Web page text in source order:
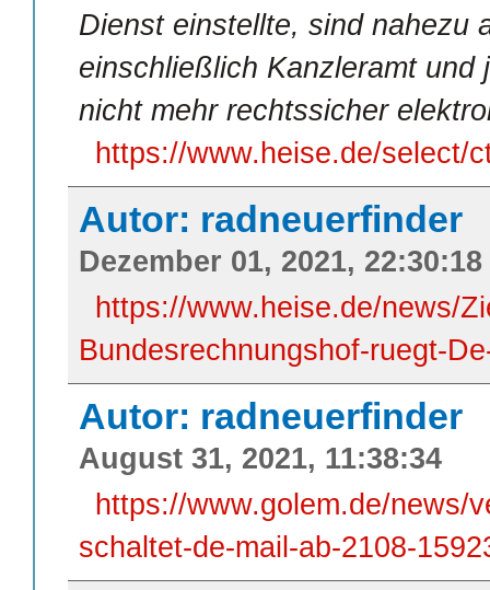
Dienst einstellte, sind nahezu
einschließlich Kanzleramt und
nicht mehr rechtssicher
https://www.heise.de/select/
Autor: radneuerfinder
Dezember 01, 2021, 22:30:18
https://www.heise.de/news/
Bundesrechnungshof-ruegt-
Autor: radneuerfinder
August 31, 2021, 11:38:34
https://www.golem.de/news/
schaltet-de-mail-ab-2108-